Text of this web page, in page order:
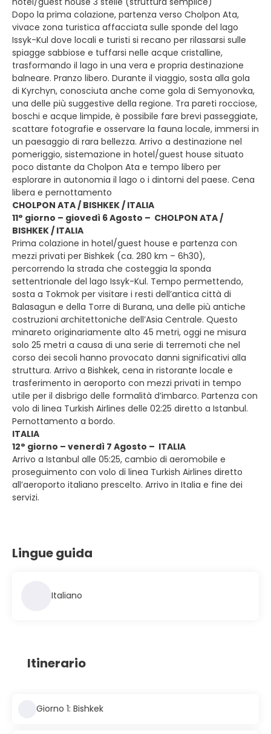
Dopo la prima colazione, partenza verso Cholpon Ata,
vivace zona turistica affacciata sulle sponde del lago
Issyk-Kul dove locali e turisti si recano per rilassarsi sulle
spiagge sabbiose e tuffarsi nelle acque cristalline,
trasformando il lago in una vera e propria destinazione
balneare. Pranzo libero. Durante il viaggio, sosta alla gola
di Kyrchyn, conosciuta anche come gola di Semyonovka,
una delle più suggestive della regione. Tra pareti rocciose,
boschi e acque limpide, è possibile fare brevi passeggiate,
scattare fotografie e osservare la fauna locale, immersi in
un paesaggio di rara bellezza. Arrivo a destinazione nel
pomeriggio, sistemazione in hotel/guest house situato
poco distante da Cholpon Ata e tempo libero per
esplorare in autonomia il lago o i dintorni del paese. Cena
libera e pernottamento
CHOLPON ATA / BISHKEK / ITALIA
11° giorno – giovedì 6 Agosto – CHOLPON ATA /
BISHKEK / ITALIA
Prima colazione in hotel/guest house e partenza con
mezzi privati per Bishkek (ca. 280 km – 6h30),
percorrendo la strada che costeggia la sponda
settentrionale del lago Issyk-Kul. Tempo permettendo,
sosta a Tokmok per visitare i resti dell’antica città di
Balasagun e della Torre di Burana, una delle più antiche
costruzioni architettoniche dell’Asia Centrale. Questo
minareto originariamente alto 45 metri, oggi ne misura
solo 25 metri a causa di una serie di terremoti che nel
corso dei secoli hanno provocato danni significativi alla
struttura. Arrivo a Bishkek, cena in ristorante locale e
trasferimento in aeroporto con mezzi privati in tempo
utile per il disbrigo delle formalità d’imbarco. Partenza con
volo di linea Turkish Airlines delle 02:25 diretto a Istanbul.
Pernottamento a bordo.
ITALIA
12° giorno – venerdì 7 Agosto – ITALIA
Arrivo a Istanbul alle 05:25, cambio di aeromobile e
proseguimento con volo di linea Turkish Airlines diretto
all’aeroporto italiano prescelto. Arrivo in Italia e fine dei
servizi.
Lingue guida
Italiano
Itinerario
Giorno 1: Bishkek